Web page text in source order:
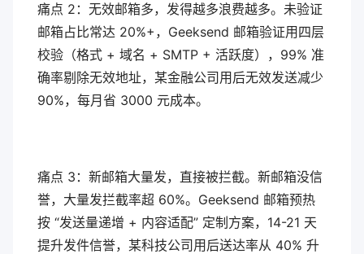
痛点 2：无效邮箱多，发得越多浪费越多。未验证
邮箱占比常达 20%+，Geeksend 邮箱验证用四层
校验（格式 + 域名 + SMTP + 活跃度），99% 准
确率剔除无效地址，某金融公司用后无效发送减少
90%，每月省 3000 元成本。
痛点 3：新邮箱大量发，直接被拦截。新邮箱没信
誉，大量发拦截率超 60%。Geeksend 邮箱预热
按 “发送量递增 + 内容适配” 定制方案，14-21 天
提升发件信誉，某科技公司用后送达率从 40% 升